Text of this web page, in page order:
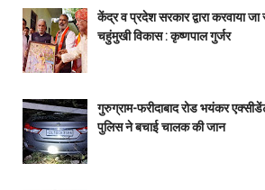
केंद्र व प्रदेश सरकार द्वारा करवाया
चहुंमुखी विकास : कृष्णपाल गुर्जर
गुरुग्राम-फरीदाबाद रोड भयंकर
पुलिस ने बचाई चालक की जान